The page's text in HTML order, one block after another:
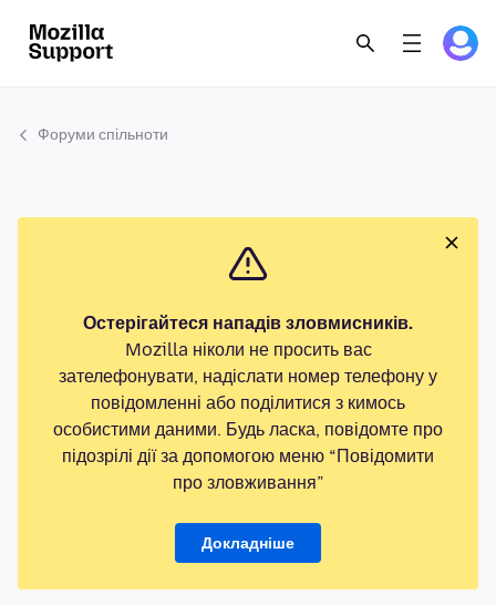
Форуми спільноти
Остерігайтеся нападів зловмисників.
Mozilla ніколи не просить вас
зателефонувати, надіслати номер телефону у
повідомленні або поділитися з кимось
особистими даними. Будь ласка, повідомте про
підозрілі дії за допомогою меню “Повідомити
про зловживання”
Докладніше